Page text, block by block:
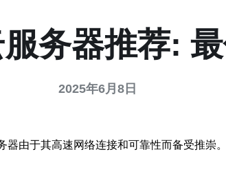
务器推荐: 最
2025年6月8日
由于其高速网络连接和可靠性而备受推